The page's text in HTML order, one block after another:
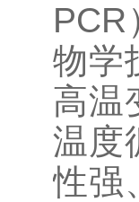
物学
高温
温度
性强